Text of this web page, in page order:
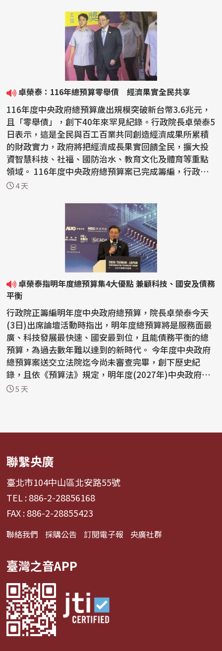
卓榮泰：116年總預算零舉債 經濟果實全民共享
116年度中央政府總預算歲出規模突破新台幣3.6兆元，
且「零舉債」，創下40年來罕見紀錄。行政院長卓榮泰5
日表示，這是全民與百工百業共同創造經濟成果所累積
的財政實力，政府將把經濟成長果實回饋全民，擴大投
資智慧科技、社福、國防治水、教育文化及體育等重點
領域。 116年度中央政府總預算案已完成籌編，行政院4
日下...
4 天
卓榮泰指明年度總預算集4大優點 兼顧科技、國安及債務
平衡
行政院正籌編明年度中央政府總預算，院長卓榮泰今天
(3日)出席論壇活動時指出，明年度總預算將是服務面最
廣、科技發展最快速、國安最到位，且能債務平衡的總
預算，為過去數年難以達到的新時代。 今年度中央政府
總預算案送交立法院迄今尚未審查完畢，創下歷史紀
錄，且依《預算法》規定，明年度(2027年)中央政府總
預算案...
5 天
聯繫央廣
臺北市104中山區北安路55號
TEL : 886-2-28856168
FAX : 886-2-28855423
聯絡我們 採購公告 訂閱電子報 央廣社群
臺灣之音APP